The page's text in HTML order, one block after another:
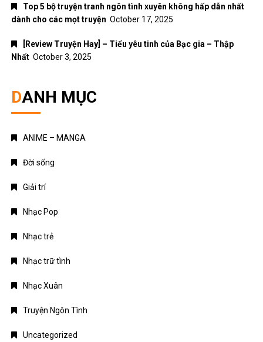
Top 5 bộ truyện tranh ngôn tình xuyên không hấp dẫn nhất
dành cho các mọt truyện October 17, 2025
[Review Truyện Hay] – Tiểu yêu tinh của Bạc gia – Thập
Nhất October 3, 2025
DANH MỤC
ANIME – MANGA
Đời sống
Giải trí
Nhạc Pop
Nhạc trẻ
Nhạc trữ tình
Nhạc Xuân
Truyện Ngôn Tình
Uncategorized